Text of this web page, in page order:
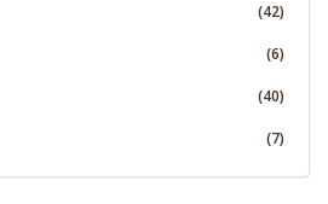
(42)
(6)
(40)
(7)